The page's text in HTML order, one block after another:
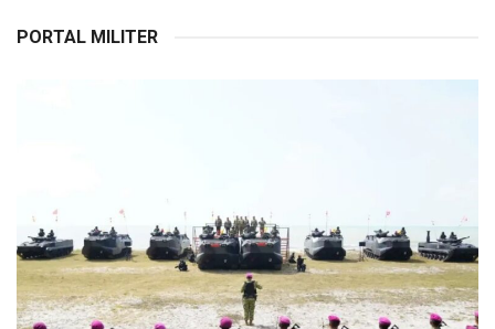
PORTAL MILITER